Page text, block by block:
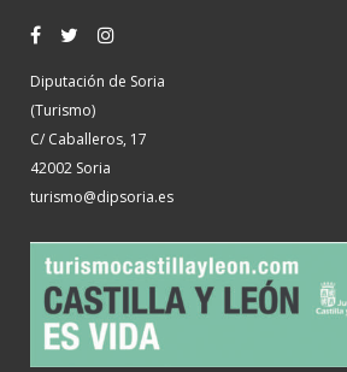
Diputación de Soria
(Turismo)
C/ Caballeros, 17
42002 Soria
turismo@dipsoria.es